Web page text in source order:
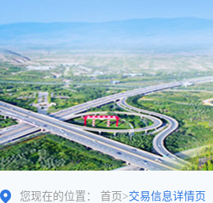
您现在的位置： 首页 >交易信息详情页